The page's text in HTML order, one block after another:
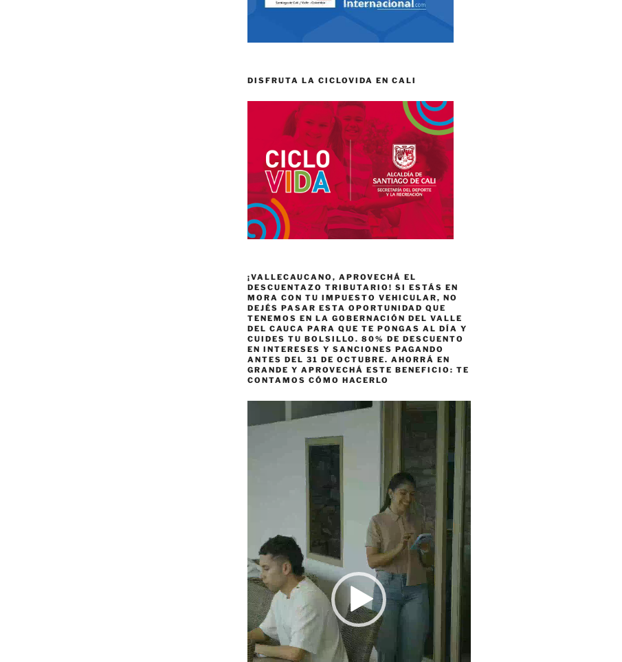
DISFRUTA LA CICLOVIDA EN CALI
¡VALLECAUCANO, APROVECHÁ EL
DESCUENTAZO TRIBUTARIO! SI ESTÁS EN
MORA CON TU IMPUESTO VEHICULAR, NO
DEJÉS PASAR ESTA OPORTUNIDAD QUE
TENEMOS EN LA GOBERNACIÓN DEL VALLE
DEL CAUCA PARA QUE TE PONGAS AL DÍA Y
CUIDES TU BOLSILLO. 80% DE DESCUENTO
EN INTERESES Y SANCIONES PAGANDO
ANTES DEL 31 DE OCTUBRE. AHORRÁ EN
GRANDE Y APROVECHÁ ESTE BENEFICIO: TE
CONTAMOS CÓMO HACERLO
de